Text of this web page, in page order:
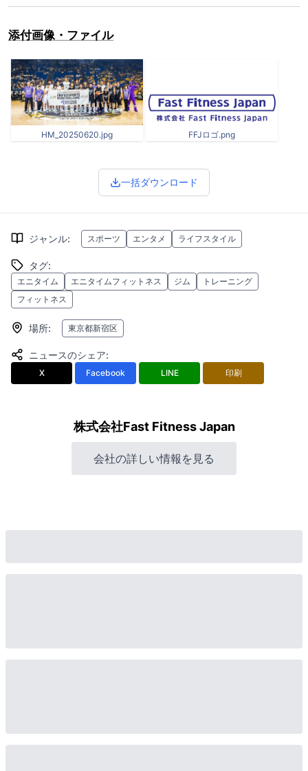
添付画像・ファイル
HM_20250620.jpg FFJロゴ.png
一括ダウンロード
ジャンル: スポーツ エンタメ ライフスタイル
タグ:
エニタイム エニタイムフィットネス ジム
トレーニング
フィットネス
場所: 東京都新宿区
ニュースのシェア:
X Facebook LINE 印刷
株式会社Fast Fitness Japan
会社の詳しい情報を見る